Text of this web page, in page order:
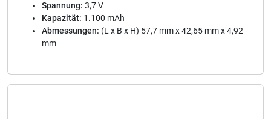
Spannung: 3,7 V
Kapazität: 1.100 mAh
Abmessungen: (L x B x H) 57,7 mm x 42,65 mm x 4,92
mm